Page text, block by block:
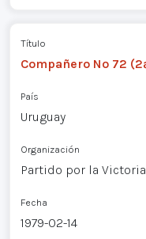
Título
Compañero Nº 72
País
Uruguay
Organización
Partido por la
Fecha
1979-02-14